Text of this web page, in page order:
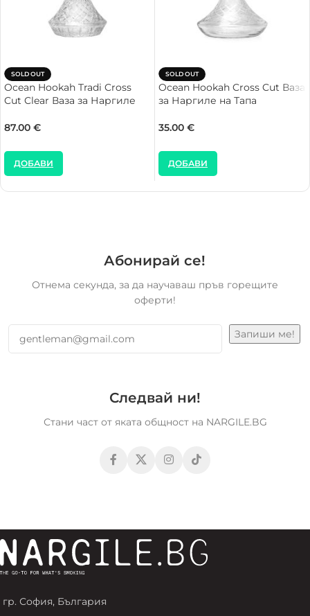
SOLD OUT
Ocean Hookah Tradi Cross
Cut Clear Ваза за Наргиле
87.00 €
ДОБАВИ
SOLD OUT
Ocean Hookah Cross Cut Ваза
за Наргиле на Тапа
35.00 €
ДОБАВИ
Абонирай се!
Отнема секунда, за да научаваш пръв горещите
оферти!
Следвай ни!
Стани част от яката общност на NARGILE.BG
гр. София, България